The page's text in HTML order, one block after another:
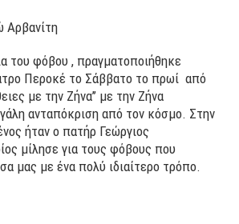
Αρβανίτη
του φόβου , πραγματοποιήθηκε
Περοκέ το Σάββατο το πρωί από
με την Ζήνα’’ με την Ζήνα
ανταπόκριση από τον κόσμο. Στην
ήταν ο πατήρ Γεώργιος
μίλησε για τους φόβους που
μας με ένα πολύ ιδιαίτερο τρόπο.